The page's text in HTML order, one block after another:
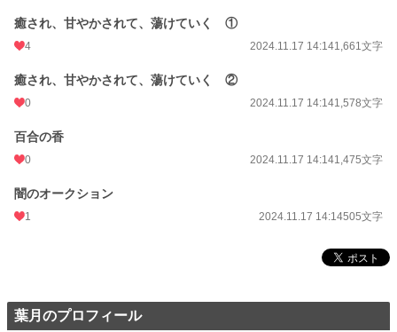
癒され、甘やかされて、蕩けていく ①
4 2024.11.17 14:141,661文字
癒され、甘やかされて、蕩けていく ②
0 2024.11.17 14:141,578文字
百合の香
0 2024.11.17 14:141,475文字
闇のオークション
1 2024.11.17 14:14505文字
葉月のプロフィール